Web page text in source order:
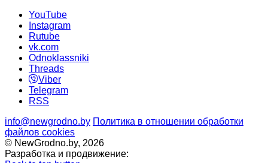
YouTube
Instagram
Rutube
vk.com
Odnoklassniki
Threads
Viber
Telegram
RSS
info@newgrodno.by Политика в отношении обработки
файлов cookies
© NewGrodno.by, 2026
Разработка и продвижение: